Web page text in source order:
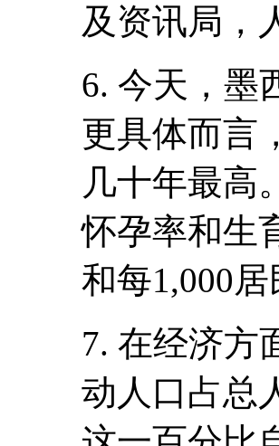
及资讯局，
6. 今天，
更具体而言
几十年最高
怀孕率和生
和每1,000
7. 在经济方
动人口占总